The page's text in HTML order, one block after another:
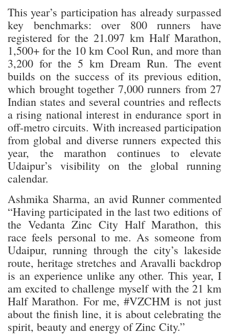
This year’s participation has already surpassed
key benchmarks: over 800 runners have
registered for the 21.097 km Half Marathon,
1,500+ for the 10 km Cool Run, and more than
3,200 for the 5 km Dream Run. The event
builds on the success of its previous edition,
which brought together 7,000 runners from 27
Indian states and several countries and reflects
a rising national interest in endurance sport in
off-metro circuits. With increased participation
from global and diverse runners expected this
year, the marathon continues to elevate
Udaipur’s visibility on the global running
calendar.
Ashmika Sharma, an avid Runner commented
“Having participated in the last two editions of
the Vedanta Zinc City Half Marathon, this
race feels personal to me. As someone from
Udaipur, running through the city’s lakeside
route, heritage stretches and Aravalli backdrop
is an experience unlike any other. This year, I
am excited to challenge myself with the 21 km
Half Marathon. For me, #VZCHM is not just
about the finish line, it is about celebrating the
spirit, beauty and energy of Zinc City.”